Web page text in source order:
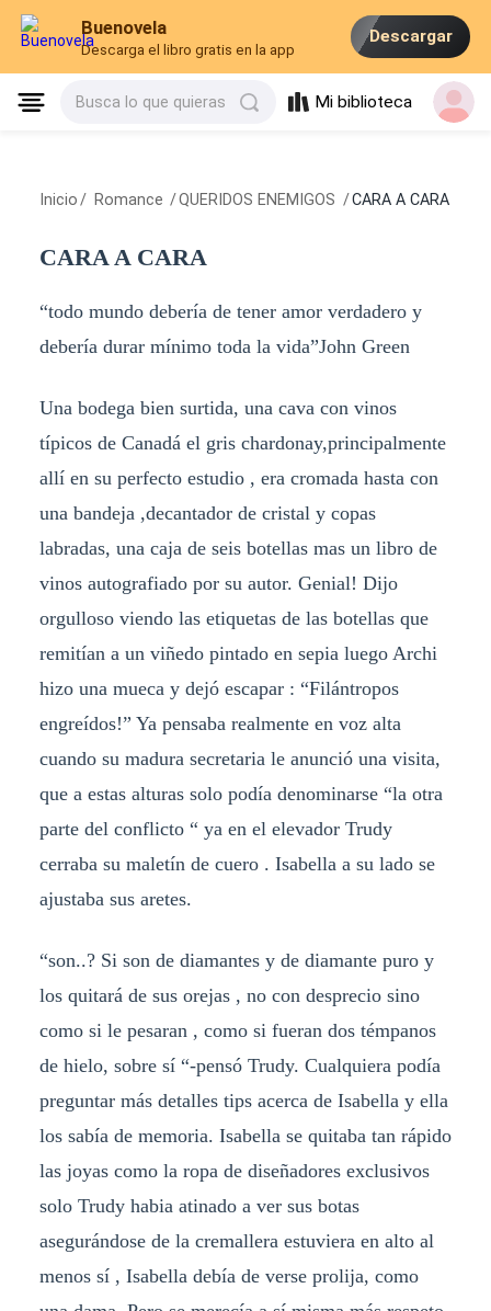
Buenovela
Descarga el libro gratis en la app
Descargar
Busca lo que quieras Mi biblioteca
Inicio / Romance /QUERIDOS ENEMIGOS /CARA A CARA
CARA A CARA
“todo mundo debería de tener amor verdadero y
debería durar mínimo toda la vida”John Green
Una bodega bien surtida, una cava con vinos
típicos de Canadá el gris chardonay,principalmente
allí en su perfecto estudio , era cromada hasta con
una bandeja ,decantador de cristal y copas
labradas, una caja de seis botellas mas un libro de
vinos autografiado por su autor. Genial! Dijo
orgulloso viendo las etiquetas de las botellas que
remitían a un viñedo pintado en sepia luego Archi
hizo una mueca y dejó escapar : “Filántropos
engreídos!” Ya pensaba realmente en voz alta
cuando su madura secretaria le anunció una visita,
que a estas alturas solo podía denominarse “la otra
parte del conflicto “ ya en el elevador Trudy
cerraba su maletín de cuero . Isabella a su lado se
ajustaba sus aretes.
“son..? Si son de diamantes y de diamante puro y
los quitará de sus orejas , no con desprecio sino
como si le pesaran , como si fueran dos témpanos
de hielo, sobre sí “-pensó Trudy. Cualquiera podía
preguntar más detalles tips acerca de Isabella y ella
los sabía de memoria. Isabella se quitaba tan rápido
las joyas como la ropa de diseñadores exclusivos
solo Trudy habia atinado a ver sus botas
asegurándose de la cremallera estuviera en alto al
menos sí , Isabella debía de verse prolija, como